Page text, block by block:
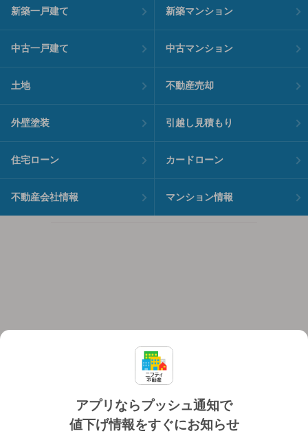
アプリならプッシュ通知で
値下げ情報をすぐにお知らせ
新築一戸建て 新築マンション
中古一戸建て 中古マンション
土地 不動産売却
外壁塗装 引越し見積もり
住宅ローン カードローン
不動産会社情報 マンション情報
個人情報保護ポリシー 利用規約